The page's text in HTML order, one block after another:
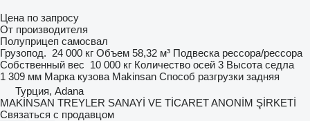
Цена по запросу
От производителя
Полуприцеп самосвал
Грузопод. 24 000 кг Объем 58,32 м³ Подвеска рессора/рессора
Собственный вес 10 000 кг Количество осей 3 Высота седла
1 309 мм Марка кузова Makinsan Способ разгрузки задняя
Турция, Adana
MAKİNSAN TREYLER SANAYİ VE TİCARET ANONİM ŞİRKETİ
Связаться с продавцом